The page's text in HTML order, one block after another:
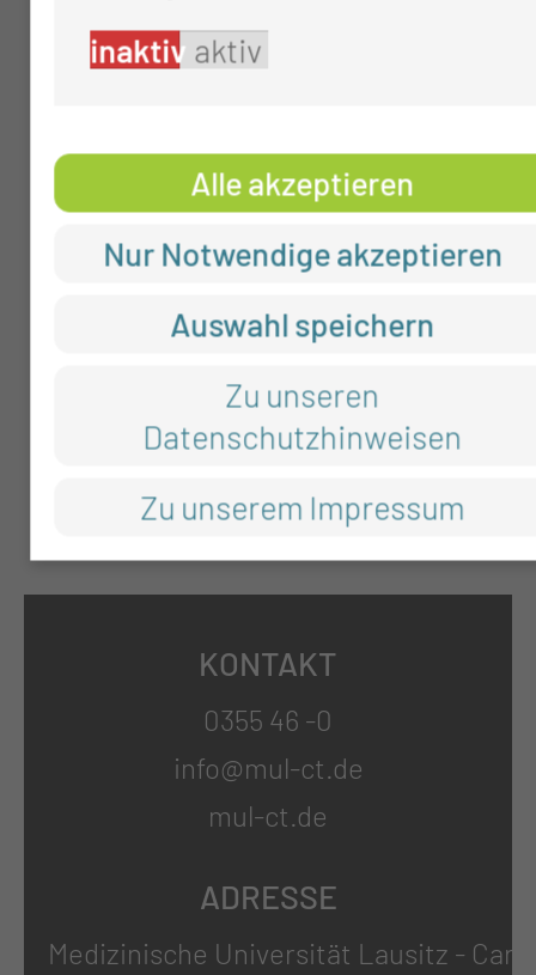
KONTAKT
0355 46 -0
info@mul-ct.de
mul-ct.de
ADRESSE
Medizinische Universität Lausitz - Carl
inaktiv aktiv
Alle akzeptieren
Nur Notwendige akzeptieren
Auswahl speichern
Zu unseren
Datenschutzhinweisen
Zu unserem Impressum